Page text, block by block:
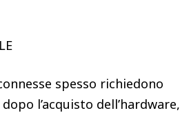
spesso richiedono
l’acquisto dell’hardware,